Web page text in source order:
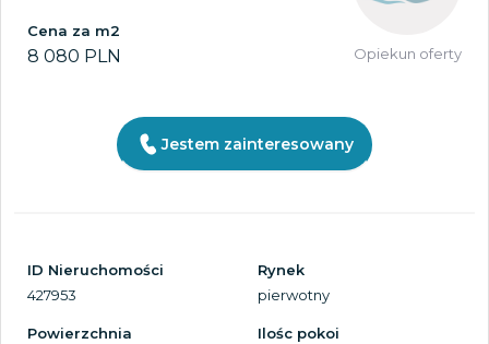
Cena za m2
8 080 PLN Opiekun oferty
Jestem zainteresowany
ID Nieruchomości
427953
Rynek
pierwotny
Powierzchnia
Ilośc pokoi